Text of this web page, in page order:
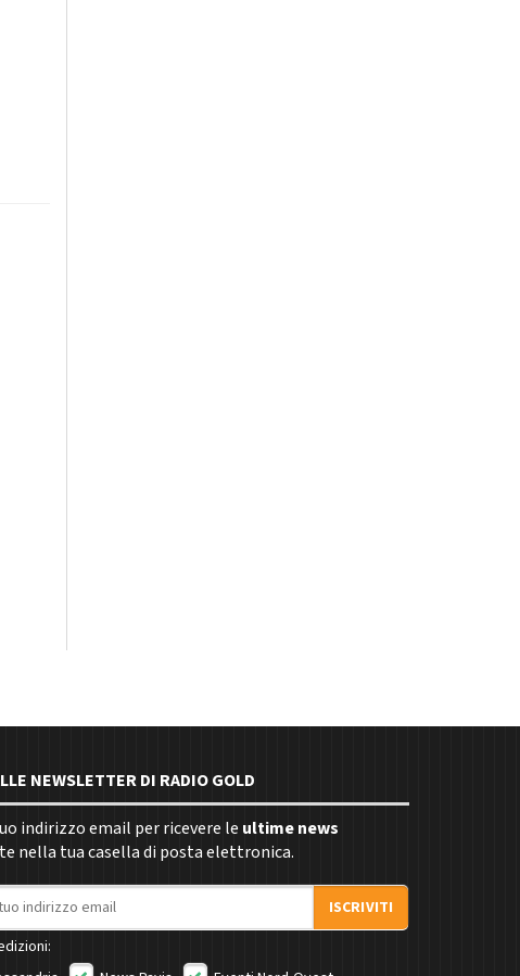
NEWSLETTER DI RADIO GOLD
indirizzo email per ricevere le ultime news
nella tua casella di posta elettronica.
ISCRIVITI